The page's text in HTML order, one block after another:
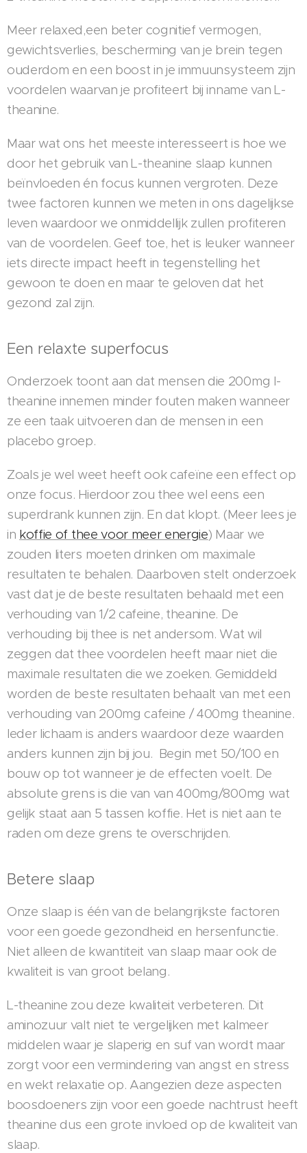
Meer relaxed,een beter cognitief vermogen,
gewichtsverlies, bescherming van je brein tegen
ouderdom en een boost in je immuunsysteem zijn
voordelen waarvan je profiteert bij inname van L-
theanine.
Maar wat ons het meeste interesseert is hoe we
door het gebruik van L-theanine slaap kunnen
beïnvloeden én focus kunnen vergroten. Deze
twee factoren kunnen we meten in ons dagelijkse
leven waardoor we onmiddellijk zullen profiteren
van de voordelen. Geef toe, het is leuker wanneer
iets directe impact heeft in tegenstelling het
gewoon te doen en maar te geloven dat het
gezond zal zijn.
Een relaxte superfocus
Onderzoek toont aan dat mensen die 200mg l-
theanine innemen minder fouten maken wanneer
ze een taak uitvoeren dan de mensen in een
placebo groep.
Zoals je wel weet heeft ook cafeïne een effect op
onze focus. Hierdoor zou thee wel eens een
superdrank kunnen zijn. En dat klopt. (Meer lees je
in koffie of thee voor meer energie) Maar we
zouden liters moeten drinken om maximale
resultaten te behalen. Daarboven stelt onderzoek
vast dat je de beste resultaten behaald met een
verhouding van 1/2 cafeine, theanine. De
verhouding bij thee is net andersom. Wat wil
zeggen dat thee voordelen heeft maar niet die
maximale resultaten die we zoeken. Gemiddeld
worden de beste resultaten behaalt van met een
verhouding van 200mg cafeine / 400mg theanine.
Ieder lichaam is anders waardoor deze waarden
anders kunnen zijn bij jou. Begin met 50/100 en
bouw op tot wanneer je de effecten voelt. De
absolute grens is die van van 400mg/800mg wat
gelijk staat aan 5 tassen koffie. Het is niet aan te
raden om deze grens te overschrijden.
Betere slaap
Onze slaap is één van de belangrijkste factoren
voor een goede gezondheid en hersenfunctie.
Niet alleen de kwantiteit van slaap maar ook de
kwaliteit is van groot belang.
L-theanine zou deze kwaliteit verbeteren. Dit
aminozuur valt niet te vergelijken met kalmeer
middelen waar je slaperig en suf van wordt maar
zorgt voor een vermindering van angst en stress
en wekt relaxatie op. Aangezien deze aspecten
boosdoeners zijn voor een goede nachtrust heeft
theanine dus een grote invloed op de kwaliteit van
slaap.